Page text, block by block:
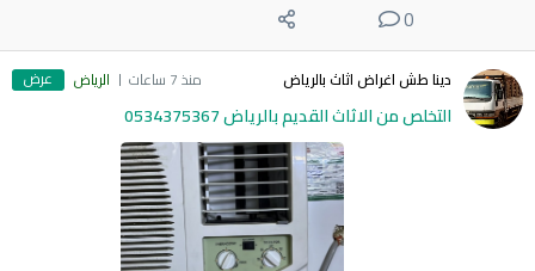
0
دينا طش اغراض اثاث بالرياض منذ 7 ساعات الرياض عرض
التخلص من الاثاث القديم بالرياض 0534375367